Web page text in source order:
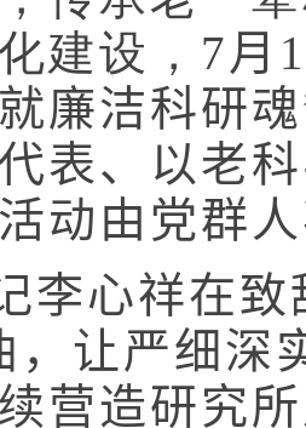
建设，7月 1
廉洁科研
表、以老
动由党群
李心祥在
，让严细深
营造研究